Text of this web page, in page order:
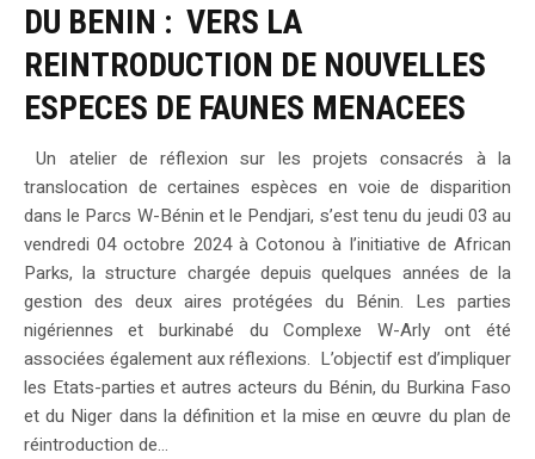
DU BENIN : VERS LA
REINTRODUCTION DE NOUVELLES
ESPECES DE FAUNES MENACEES
Un atelier de réflexion sur les projets consacrés à la
translocation de certaines espèces en voie de disparition
dans le Parcs W-Bénin et le Pendjari, s’est tenu du jeudi 03 au
vendredi 04 octobre 2024 à Cotonou à l’initiative de African
Parks, la structure chargée depuis quelques années de la
gestion des deux aires protégées du Bénin. Les parties
nigériennes et burkinabé du Complexe W-Arly ont été
associées également aux réflexions. L’objectif est d’impliquer
les Etats-parties et autres acteurs du Bénin, du Burkina Faso
et du Niger dans la définition et la mise en œuvre du plan de
réintroduction de...